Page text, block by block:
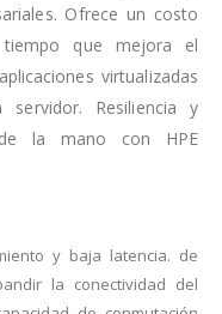
Ofrece un costo
que mejora el
virtualizadas
Resiliencia y
la mano con HPE
y baja latencia. de
la conectividad del